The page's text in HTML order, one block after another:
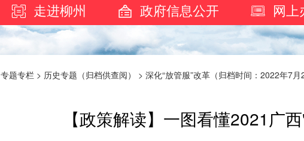
走进柳州 政府信息公开 网上
专题专栏 > 历史专题（归档供查阅） > 深化“放管服”改革（归档时间：2022年7月
【政策解读】一图看懂2021广